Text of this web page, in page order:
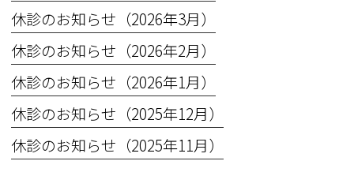
休診のお知らせ（2026年3月）
休診のお知らせ（2026年2月）
休診のお知らせ（2026年1月）
休診のお知らせ（2025年12月）
休診のお知らせ（2025年11月）